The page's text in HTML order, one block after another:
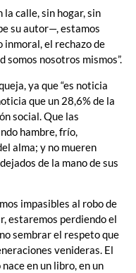
la calle, sin hogar, sin
su autor—, estamos
inmoral, el rechazo de
somos nosotros mismos”.
ya que “es noticia
que un 28,6% de la
social. Que las
hambre, frío,
alma; y no mueren
de la mano de sus
impasibles al robo de
estaremos perdiendo el
sembrar el respeto que
venideras. El
en un libro, en un